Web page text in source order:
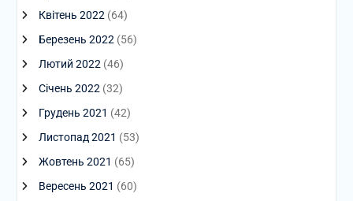
Квітень 2022 (64)
Березень 2022 (56)
Лютий 2022 (46)
Січень 2022 (32)
Грудень 2021 (42)
Листопад 2021 (53)
Жовтень 2021 (65)
Вересень 2021 (60)